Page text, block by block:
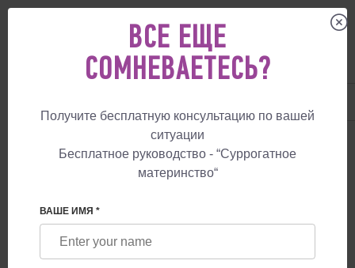
СУРРОГАТНОЕ МАТЕРИНСТВО СУРРОГАТНЫЕ МАТЕРИ
СУРРОГАТНЫЕ МАТЕРИ
ВСЕ ЕЩЕ
СОМНЕВАЕТЕСЬ?
Получите бесплатную консультацию по вашей
ситуации
Бесплатное руководство - “Суррогатное
материнство“
ВАШЕ ИМЯ *